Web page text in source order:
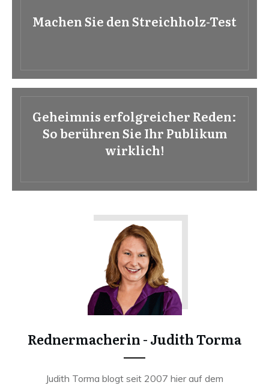
Machen Sie den Streichholz-Test
Geheimnis erfolgreicher Reden:
So berühren Sie Ihr Publikum
wirklich!
Rednermacherin - Judith Torma
Judith Torma blogt seit 2007 hier auf dem